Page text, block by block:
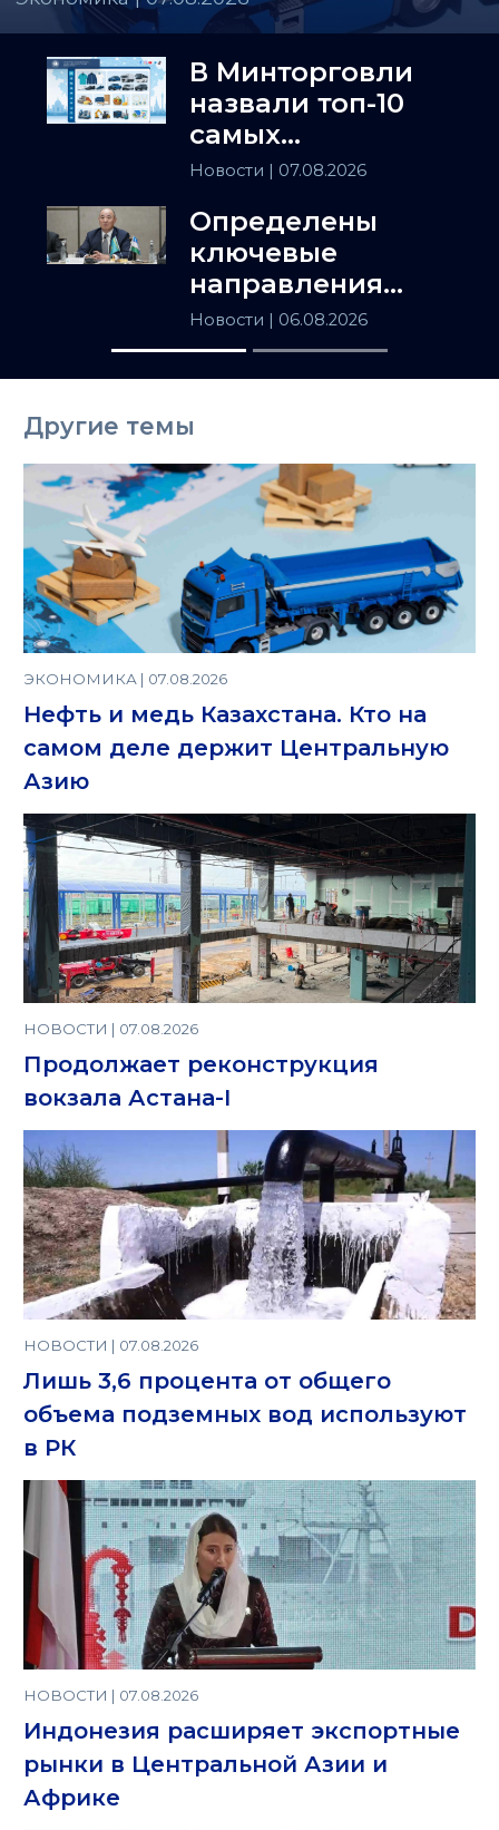
В Минторговли
назвали топ-10
самых
популярных
Казахстане
Новости | 07.08.2026
Определены
ключевые
направления
сотрудничества
Астаны и
Ташкента
Новости | 06.08.2026
Другие темы
ЭКОНОМИКА | 07.08.2026
Нефть и медь Казахстана. Кто на
самом деле держит Центральную
Азию
НОВОСТИ | 07.08.2026
Продолжает реконструкция
вокзала Астана-I
НОВОСТИ | 07.08.2026
Лишь 3,6 процента от общего
объема подземных вод используют
в РК
НОВОСТИ | 07.08.2026
Индонезия расширяет экспортные
рынки в Центральной Азии и
Африке